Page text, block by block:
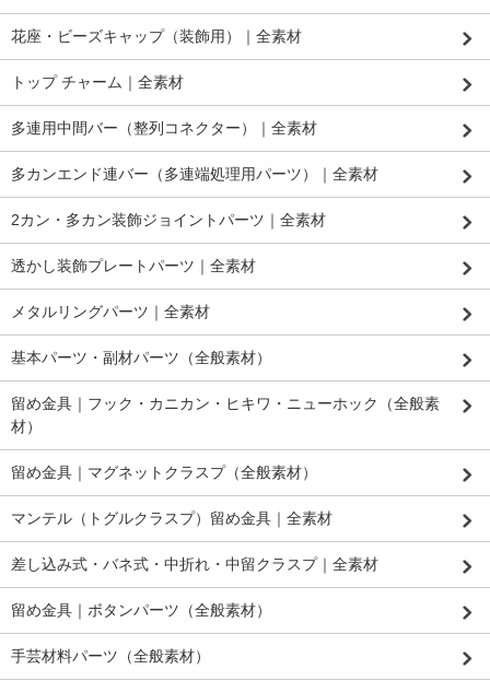
花座・ビーズキャップ（装飾用）｜全素材
トップ チャーム｜全素材
多連用中間バー（整列コネクター）｜全素材
多カンエンド連バー（多連端処理用パーツ）｜全素材
2カン・多カン装飾ジョイントパーツ｜全素材
透かし装飾プレートパーツ｜全素材
メタルリングパーツ｜全素材
基本パーツ・副材パーツ（全般素材）
留め金具｜フック・カニカン・ヒキワ・ニューホック（全般素
材）
留め金具｜マグネットクラスプ（全般素材）
マンテル（トグルクラスプ）留め金具｜全素材
差し込み式・バネ式・中折れ・中留クラスプ｜全素材
留め金具｜ボタンパーツ（全般素材）
手芸材料パーツ（全般素材）